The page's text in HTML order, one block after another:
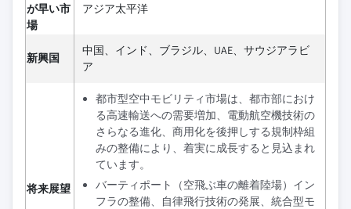
が早い市
場
アジア太平洋
新興国
中国、インド、ブラジル、UAE、サウジアラビ
ア
将来展望
都市型空中モビリティ市場は、都市部におけ
る高速輸送への需要増加、電動航空機技術の
さらなる進化、商用化を後押しする規制枠組
みの整備により、着実に成長すると見込まれ
ています。
バーティポート（空飛ぶ車の離着陸場）イン
フラの整備、自律飛行技術の発展、統合型モ